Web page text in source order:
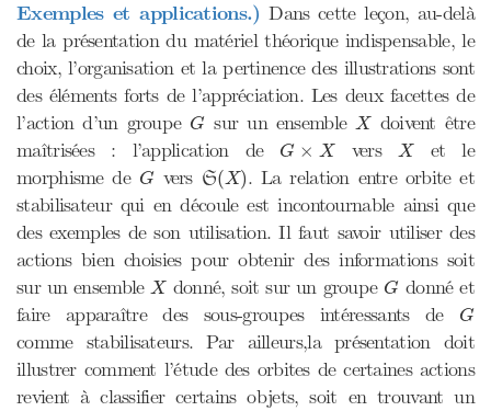
Exemples et applications.) Dans cette leçon, au-delà
de la présentation du matériel théorique indispensable, le
choix, l’organisation et la pertinence des illustrations sont
des éléments forts de l’appréciation. Les deux facettes de
l’action d’un groupe G
G sur un ensembleX
Xdoivent être
maîtrisées : l’application de
G × X
G ×X versX
Xet le
morphisme de G
Gvers S(X)
S(X) . La relation entre orbite et
stabilisateur qui en découle est incontournable ainsi que
des exemples de son utilisation. Il faut savoir utiliser des
actions bien choisies pour obtenir des informations soit
sur un ensembleX
Xdonné, soit sur un groupe G
G donné et
faire apparaître des sous-groupes intéressants de
G
G
comme stabilisateurs. Par ailleurs,la présentation doit
illustrer comment l’étude des orbites de certaines actions
revient à classifier certains objets, soit en trouvant un